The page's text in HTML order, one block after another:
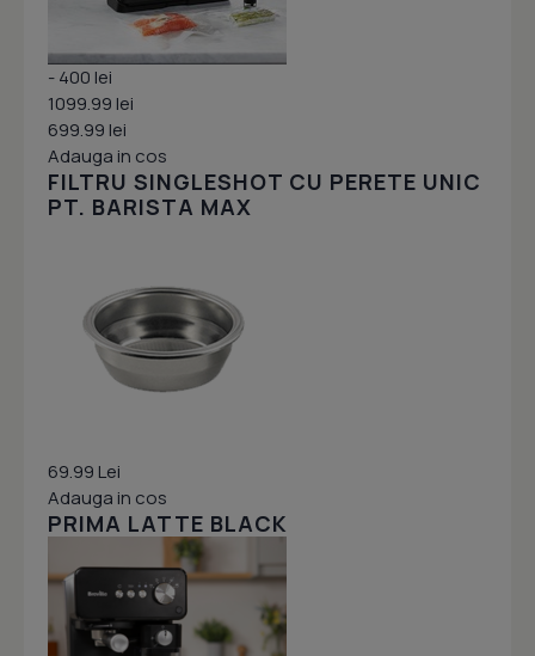
- 400 lei
1099.99 lei
699.99 lei
Adauga in cos
FILTRU SINGLESHOT CU PERETE UNIC
PT. BARISTA MAX
69.99 Lei
Adauga in cos
PRIMA LATTE BLACK